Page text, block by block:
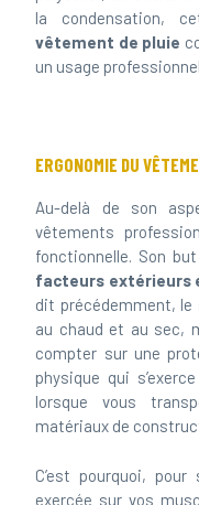
vêtement de pluie
un usage
Au-delà de son
vêtements
fonctionnelle. Son
facteurs extérieurs
dit précédemment,
au chaud et au sec,
compter sur une
physique qui
lorsque vous
matériaux de
exercée sur vos
veillent à renforcer